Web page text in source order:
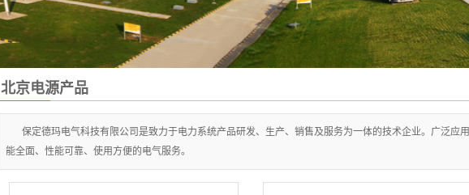
北京电源产品
保定德玛电气科技有限公司是致力于电力系统产品研发、生产、销售及服务为一体的技术企业。广泛应
能全面、性能可靠、使用方便的电气服务。